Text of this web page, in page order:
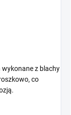
z blachy
co